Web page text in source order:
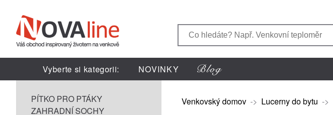
Vyberte si kategorii: NOVINKY
PÍTKO PRO PTÁKY
ZAHRADNÍ SOCHY
Venkovský domov -> Lucerny do bytu ->